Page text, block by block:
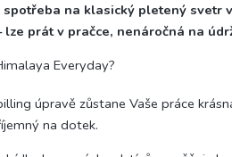
na klasický pletený svetr
lze prát v pračce, nenáročná na
Everyday?
úpravě zůstane Vaše práce
na dotek.